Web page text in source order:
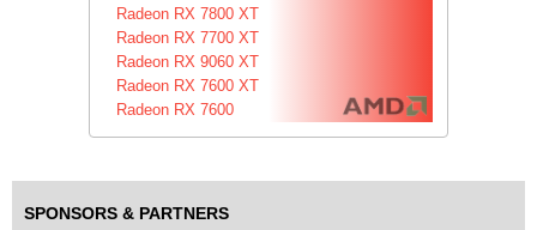
Radeon RX 7800 XT
Radeon RX 7700 XT
Radeon RX 9060 XT
Radeon RX 7600 XT
Radeon RX 7600
SPONSORS & PARTNERS